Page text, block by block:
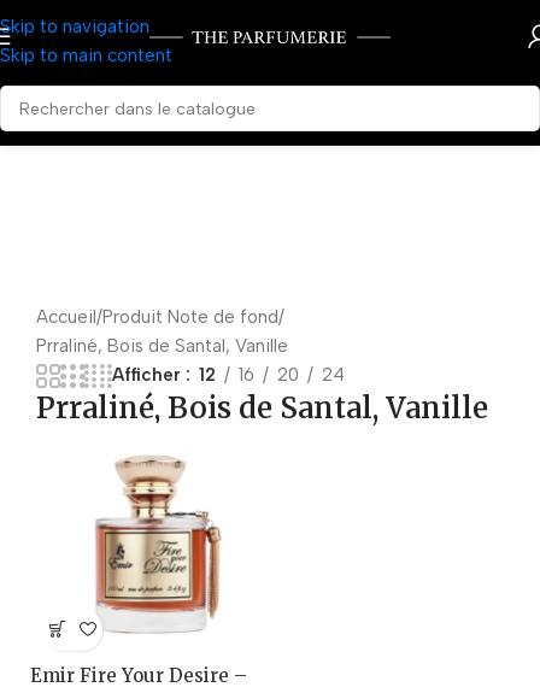
Skip to navigation
Skip to main content
Accueil Produit Note de fond
Prraliné, Bois de Santal, Vanille
Afficher
12 16 20 24
Prraliné, Bois de Santal, Vanille
Emir Fire Your Desire –